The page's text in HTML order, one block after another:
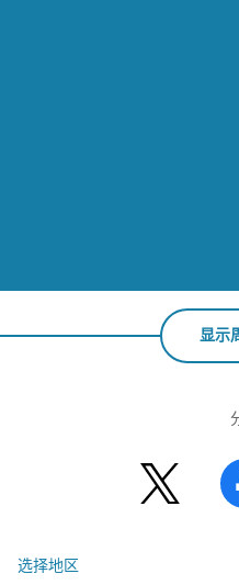
显示
选择地区